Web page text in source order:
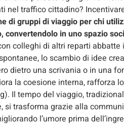
nel traffico cittadino?
di gruppi di viaggio per chi
in uno spazio
colleghi di altri reparti
lo scambio di idee
dietro una scrivania o in una
la coesione interna, rafforza
Il tempo del viaggio,
trasforma grazie alla
l’umore prima